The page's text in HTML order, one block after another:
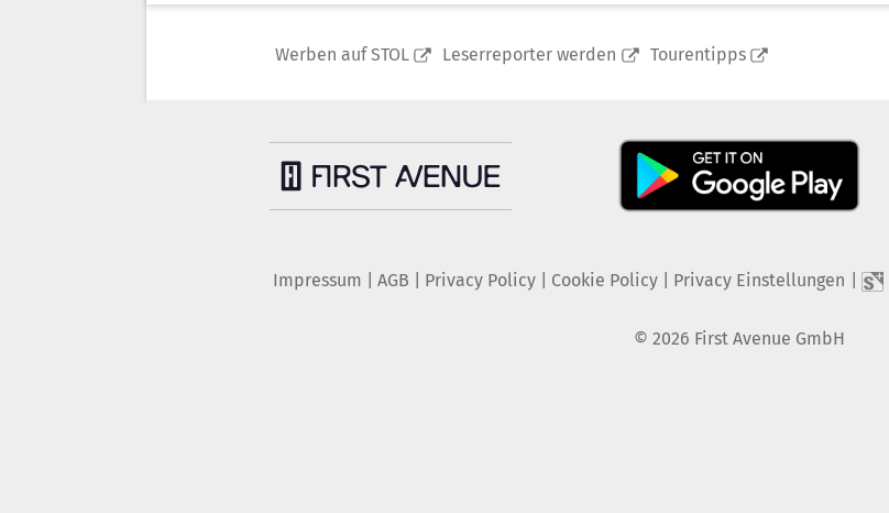
Werben auf STOL Leserreporter werden Tourentipps
Impressum AGB Privacy Policy| Cookie Policy| Privacy Einstellungen
© 2026 First Avenue GmbH